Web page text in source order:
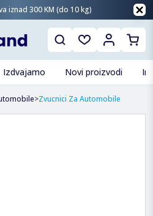
iznad 300 KM (do 10 kg)
Izdvajamo Novi proizvodi
>Zvucnici Za Automobile